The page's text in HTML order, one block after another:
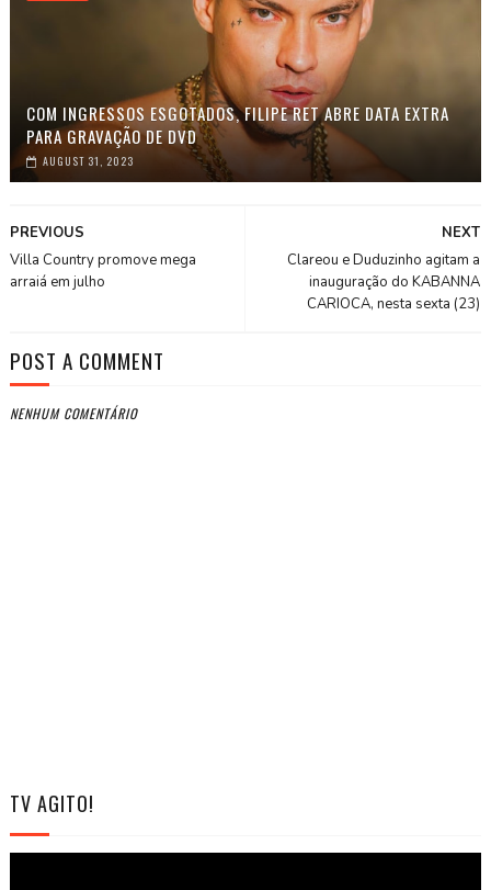
COM INGRESSOS ESGOTADOS, FILIPE RET ABRE DATA EXTRA
PARA GRAVAÇÃO DE DVD
AUGUST 31, 2023
NEXT
Clareou e Duduzinho agitam a
inauguração do KABANNA
CARIOCA, nesta sexta (23)
PREVIOUS
Villa Country promove mega
arraiá em julho
POST A COMMENT
NENHUM COMENTÁRIO
TV AGITO!